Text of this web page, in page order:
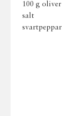
100 g oliver
salt
svartpeppar